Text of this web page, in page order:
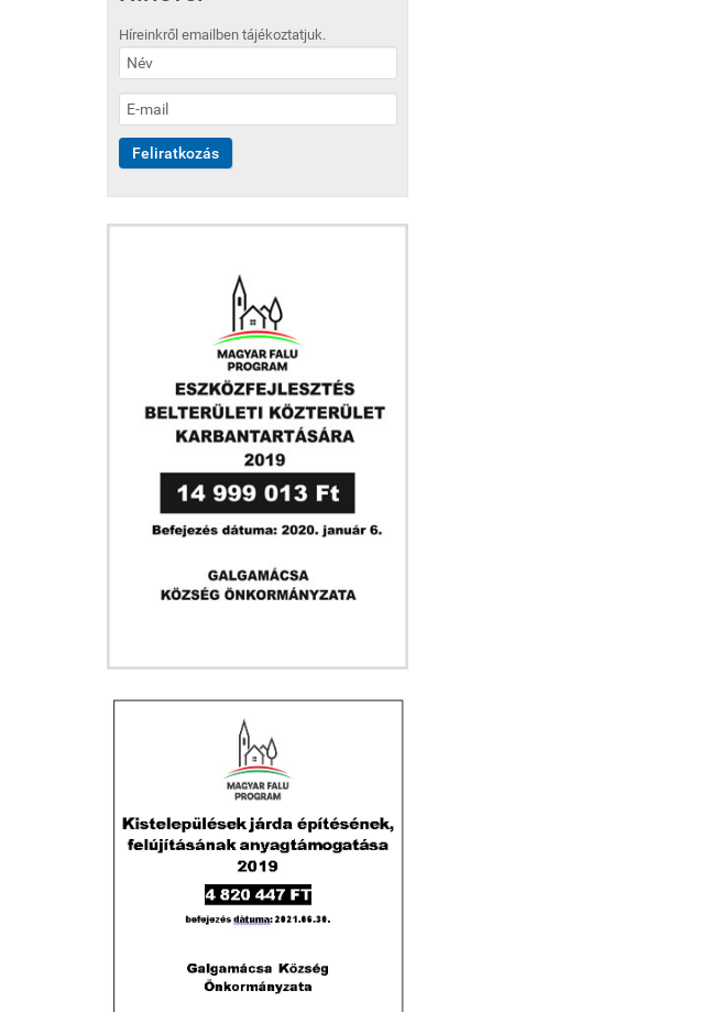
Híreinkről emailben tájékoztatjuk.